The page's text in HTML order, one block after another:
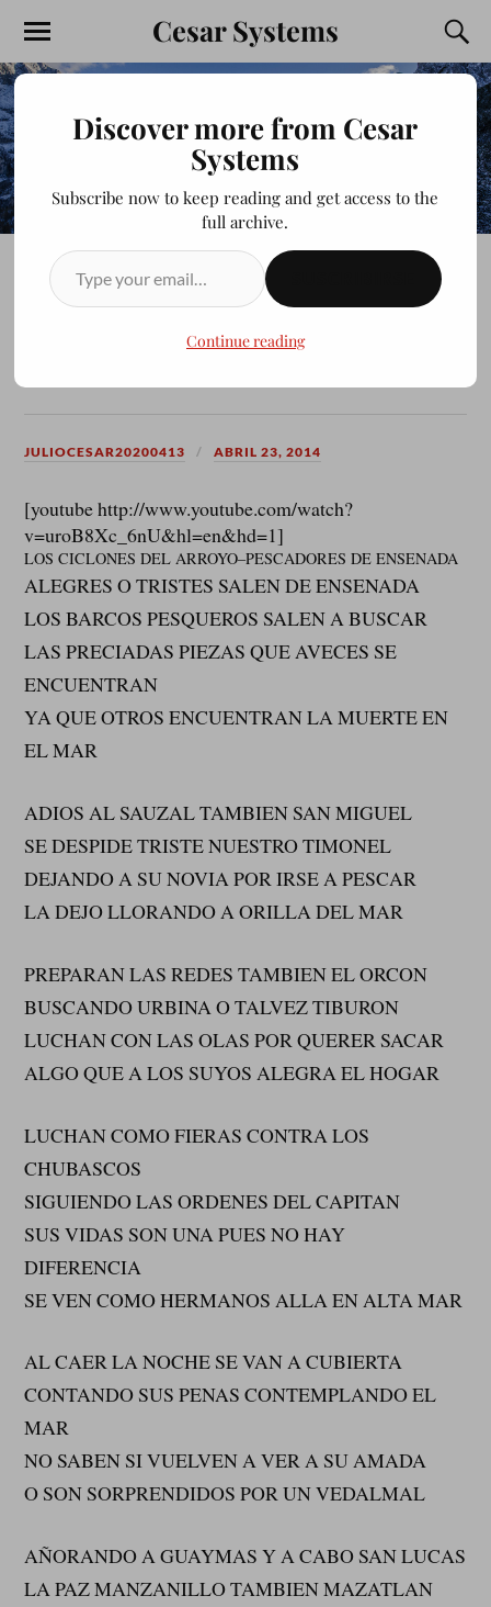
Cesar Systems
LOS CICLONES DEL
ARROYO–PESCADORES DE
JULIOCESAR20200413 ABRIL 23, 2014
[youtube http://www.youtube.com/watch?
v=uroB8Xc_6nU&hl=en&hd=1]
LOS CICLONES DEL ARROYO–PESCADORES DE ENSENADA
ALEGRES O TRISTES SALEN DE ENSENADA
LOS BARCOS PESQUEROS SALEN A BUSCAR
LAS PRECIADAS PIEZAS QUE AVECES SE
ENCUENTRAN
YA QUE OTROS ENCUENTRAN LA MUERTE EN
EL MAR
ADIOS AL SAUZAL TAMBIEN SAN MIGUEL
SE DESPIDE TRISTE NUESTRO TIMONEL
DEJANDO A SU NOVIA POR IRSE A PESCAR
LA DEJO LLORANDO A ORILLA DEL MAR
PREPARAN LAS REDES TAMBIEN EL ORCON
BUSCANDO URBINA O TALVEZ TIBURON
LUCHAN CON LAS OLAS POR QUERER SACAR
ALGO QUE A LOS SUYOS ALEGRA EL HOGAR
LUCHAN COMO FIERAS CONTRA LOS
CHUBASCOS
SIGUIENDO LAS ORDENES DEL CAPITAN
SUS VIDAS SON UNA PUES NO HAY
DIFERENCIA
SE VEN COMO HERMANOS ALLA EN ALTA MAR
AL CAER LA NOCHE SE VAN A CUBIERTA
CONTANDO SUS PENAS CONTEMPLANDO EL
MAR
NO SABEN SI VUELVEN A VER A SU AMADA
O SON SORPRENDIDOS POR UN VEDALMAL
AÑORANDO A GUAYMAS Y A CABO SAN LUCAS
LA PAZ MANZANILLO TAMBIEN MAZATLAN
Discover more from Cesar
Systems
Subscribe now to keep reading and get access to the
full archive.
Continue reading